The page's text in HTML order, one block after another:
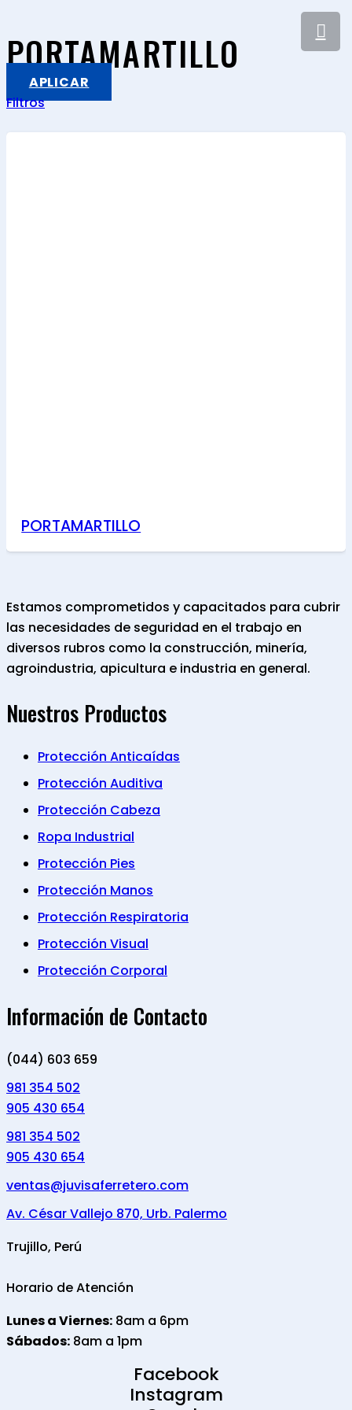
PORTAMARTILLO
APLICAR
Filtros
PORTAMARTILLO
Estamos comprometidos y capacitados para cubrir
las necesidades de seguridad en el trabajo en
diversos rubros como la construcción, minería,
agroindustria, apicultura e industria en general.
Nuestros Productos
Protección Anticaídas
Protección Auditiva
Protección Cabeza
Ropa Industrial
Protección Pies
Protección Manos
Protección Respiratoria
Protección Visual
Protección Corporal
Información de Contacto
(044) 603 659
981 354 502
905 430 654
981 354 502
905 430 654
ventas@juvisaferretero.com
Av. César Vallejo 870, Urb. Palermo
Trujillo, Perú
Horario de Atención
Lunes a Viernes: 8am a 6pm
Sábados: 8am a 1pm
Facebook
Instagram